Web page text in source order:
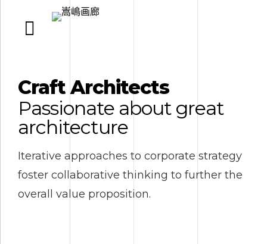
Craft Architects
Passionate about great
architecture
Iterative approaches to corporate strategy
foster collaborative thinking to further the
overall value proposition.